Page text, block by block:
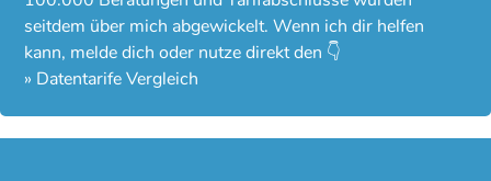
seitdem über mich abgewickelt. Wenn ich dir helfen
kann, melde dich oder nutze direkt den 👇
» Datentarife Vergleich